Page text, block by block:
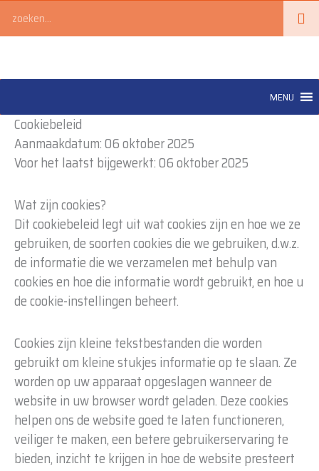
naar
Zoeken
MENU
Cookiebeleid
Aanmaakdatum: 06 oktober 2025
Voor het laatst bijgewerkt: 06 oktober 2025
Wat zijn cookies?
Dit cookiebeleid legt uit wat cookies zijn en hoe we ze
gebruiken, de soorten cookies die we gebruiken, d.w.z.
de informatie die we verzamelen met behulp van
cookies en hoe die informatie wordt gebruikt, en hoe u
de cookie-instellingen beheert.
Cookies zijn kleine tekstbestanden die worden
gebruikt om kleine stukjes informatie op te slaan. Ze
worden op uw apparaat opgeslagen wanneer de
website in uw browser wordt geladen. Deze cookies
helpen ons de website goed te laten functioneren,
veiliger te maken, een betere gebruikerservaring te
bieden, inzicht te krijgen in hoe de website presteert